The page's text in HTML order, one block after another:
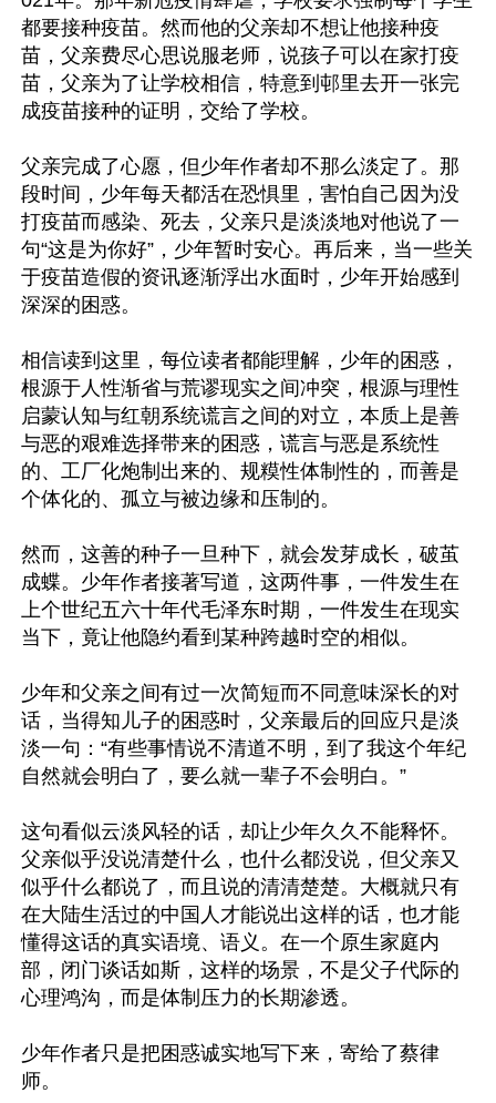
都要接种疫苗。然而他的父亲却不想让他接种疫
苗，父亲费尽心思说服老师，说孩子可以在家打疫
苗，父亲为了让学校相信，特意到邨里去开一张完
成疫苗接种的证明，交给了学校。
父亲完成了心愿，但少年作者却不那么淡定了。那
段时间，少年每天都活在恐惧里，害怕自己因为没
打疫苗而感染、死去，父亲只是淡淡地对他说了一
句“这是为你好”，少年暂时安心。再后来，当一些关
于疫苗造假的资讯逐渐浮出水面时，少年开始感到
深深的困惑。
相信读到这里，每位读者都能理解，少年的困惑，
根源于人性渐省与荒谬现实之间冲突，根源与理性
启蒙认知与红朝系统谎言之间的对立，本质上是善
与恶的艰难选择带来的困惑，谎言与恶是系统性
的、工厂化炮制出来的、规糢性体制性的，而善是
个体化的、孤立与被边缘和压制的。
然而，这善的种子一旦种下，就会发芽成长，破茧
成蝶。少年作者接著写道，这两件事，一件发生在
上个世纪五六十年代毛泽东时期，一件发生在现实
当下，竟让他隐约看到某种跨越时空的相似。
少年和父亲之间有过一次简短而不同意味深长的对
话，当得知儿子的困惑时，父亲最后的回应只是淡
淡一句：“有些事情说不清道不明，到了我这个年纪
自然就会明白了，要么就一辈子不会明白。”
这句看似云淡风轻的话，却让少年久久不能释怀。
父亲似乎没说清楚什么，也什么都没说，但父亲又
似乎什么都说了，而且说的清清楚楚。大概就只有
在大陆生活过的中国人才能说出这样的话，也才能
懂得这话的真实语境、语义。在一个原生家庭内
部，闭门谈话如斯，这样的场景，不是父子代际的
心理鸿沟，而是体制压力的长期渗透。
少年作者只是把困惑诚实地写下来，寄给了蔡律
师。